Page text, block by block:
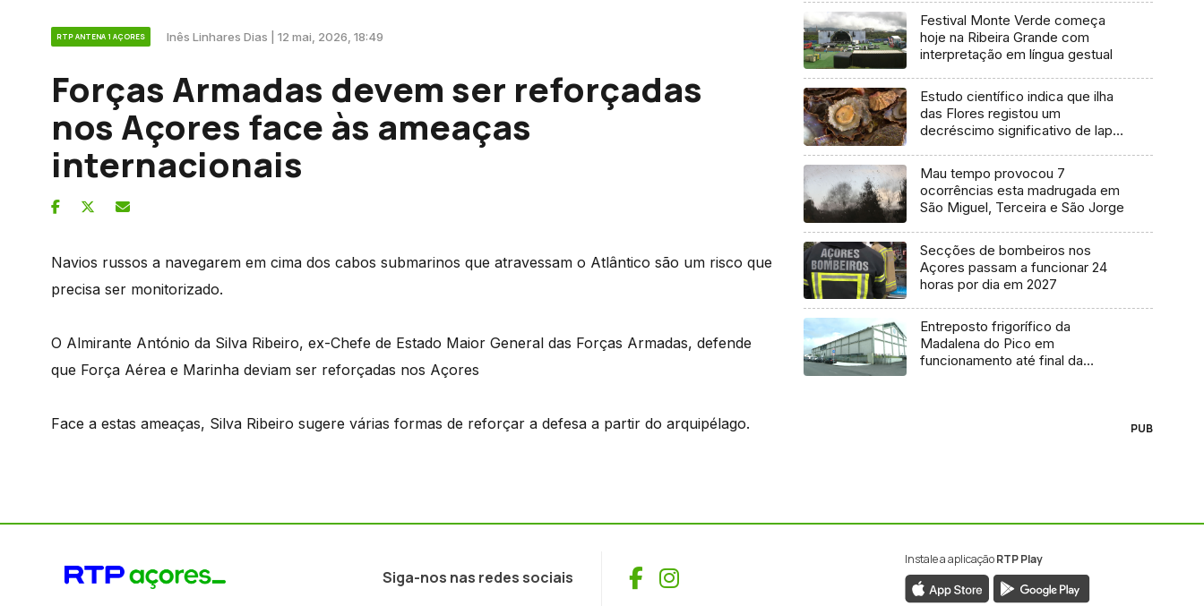
RTP ANTENA 1 AÇORES Inês Linhares Dias | 12 mai, 2026, 18:49
Forças Armadas devem ser reforçadas
nos Açores face às ameaças
internacionais
Navios russos a navegarem em cima dos cabos submarinos que atravessam o Atlântico são um risco que
precisa ser monitorizado.
O Almirante António da Silva Ribeiro, ex-Chefe de Estado Maior General das Forças Armadas, defende
que Força Aérea e Marinha deviam ser reforçadas nos Açores
Face a estas ameaças, Silva Ribeiro sugere várias formas de reforçar a defesa a partir do arquipélago.
Festival Monte Verde começa
hoje na Ribeira Grande com
interpretação em língua gestual
Estudo científico indica que ilha
das Flores registou um
decréscimo significativo de lapa-
Mau tempo provocou 7
ocorrências esta madrugada em
São Miguel, Terceira e São Jorge
Secções de bombeiros nos
Açores passam a funcionar 24
horas por dia em 2027
Entreposto frigorífico da
Madalena do Pico em
funcionamento até final da
PUB
Siga-nos nas redes sociais Facebook
Instagram
Instale a aplicaçãoRTP Play